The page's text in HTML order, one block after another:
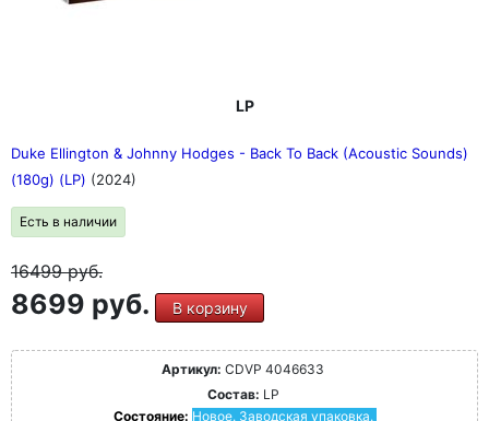
LP
Duke Ellington & Johnny Hodges - Back To Back (Acoustic Sounds)
(180g) (LP) (2024)
Есть в наличии
16499руб.
8699 руб. В корзину
Артикул: CDVP 4046633
Состав: LP
Состояние: Новое. Заводская упаковка.